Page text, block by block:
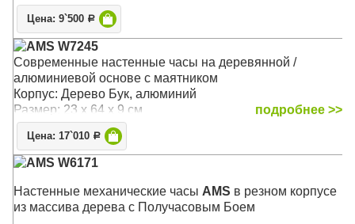
Цена: 9`500 Р
AMS W7245
Современные настенные часы на деревянной /
алюминиевой основе с маятником
Корпус: Дерево Бук, алюминий
Размер: 23 х 64 х 9 см
подробнее >>
Цена: 17`010 Р
AMS W6171
Настенные механические часы AMS в резном корпусе
из массива дерева с Получасовым Боем